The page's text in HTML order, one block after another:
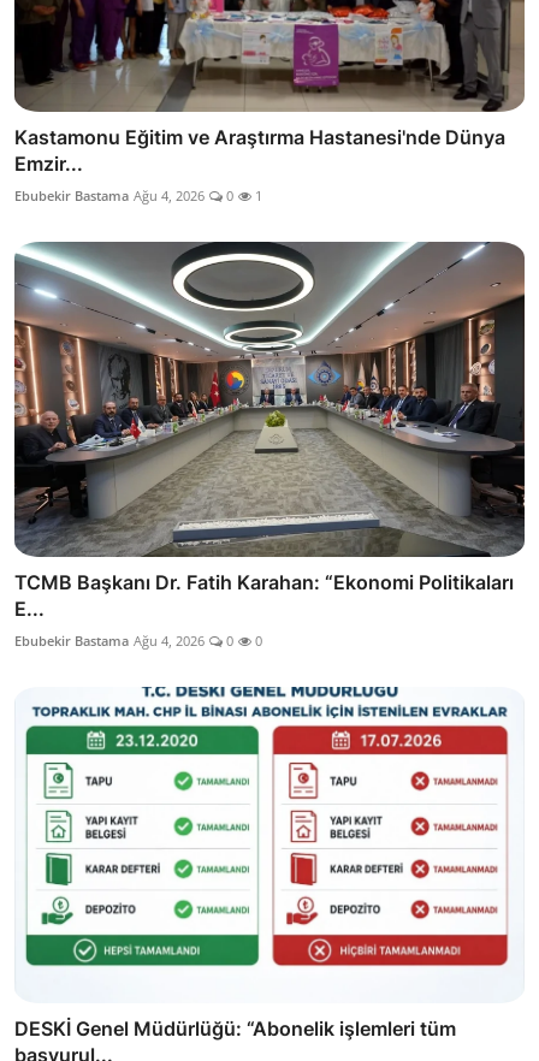
Kastamonu Eğitim ve Araştırma Hastanesi'nde Dünya
Emzir...
Ebubekir Bastama Ağu 4, 2026 0 1
TCMB Başkanı Dr. Fatih Karahan: “Ekonomi Politikaları
E...
Ebubekir Bastama Ağu 4, 2026 0 0
DESKİ Genel Müdürlüğü: “Abonelik işlemleri tüm
başvurul...